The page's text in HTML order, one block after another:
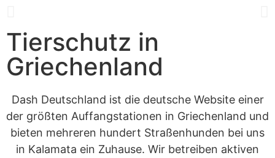
Tierschutz in
Griechenland
Dash Deutschland ist die deutsche Website einer
der größten Auffangstationen in Griechenland und
bieten mehreren hundert Straßenhunden bei uns
in Kalamata ein Zuhause. Wir betreiben aktiven